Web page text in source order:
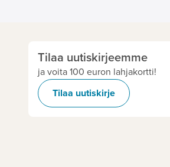
Tilaa uutiskirjeemme
ja voita 100 euron lahjakortti!
Tilaa uutiskirje